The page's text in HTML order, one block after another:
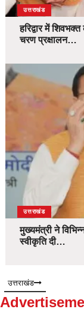
उत्तराखंड
हरिद्वार में
चरण प्रक्षालन…
उत्तराखंड
मुख्यमंत्री ने
स्वीकृति दी…
उत्तराखंड